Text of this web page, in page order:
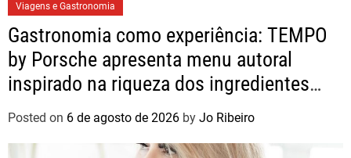
Viagens e Gastronomia
Gastronomia como experiência: TEMPO
by Porsche apresenta menu autoral
inspirado na riqueza dos ingredientes
brasileiros
Posted on 6 de agosto de 2026 by Jo Ribeiro